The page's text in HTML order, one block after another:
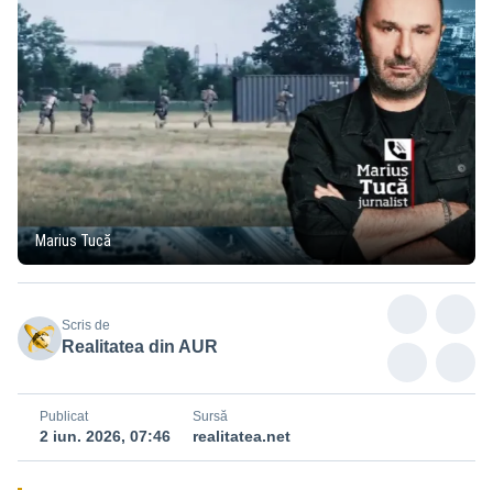
Marius Tucă
Scris de
Realitatea din AUR
Publicat
2 iun. 2026, 07:46
Sursă
realitatea.net